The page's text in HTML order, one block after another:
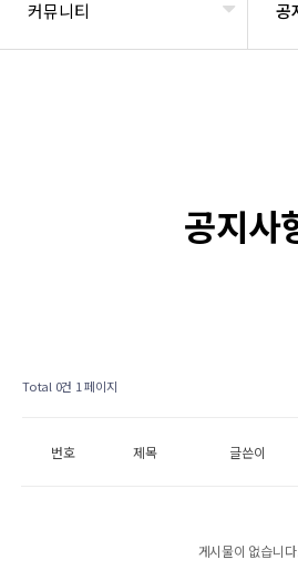
커뮤니티 공
공지사
Total 0건 1 페이지
번호 제목 글쓴이
게시물이 없습니